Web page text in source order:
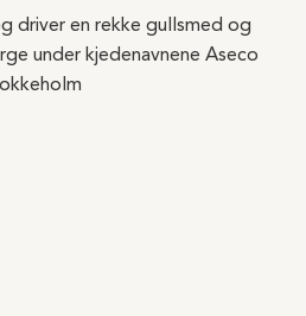
driver en rekke gullsmed og
under kjedenavnene Aseco